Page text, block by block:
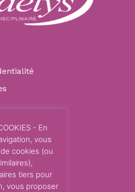
- En
vous
cookies (ou
tiers pour
vous proposer